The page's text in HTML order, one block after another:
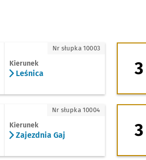
Kierunek
Leśnica
Nr słupka 10003 3 -
3
Gaj
Kierunek
Zajezdnia Gaj
Nr słupka 10004 3 -
3